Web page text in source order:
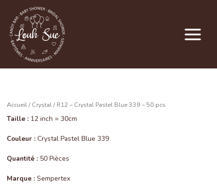
Main
Accueil/ Crystal/ R12 – Crystal Pastel Blue 339 – 50 pcs
Taille : 12 inch = 30cm
Couleur : Crystal Pastel Blue 339
Quantité : 50 Pièces
Marque : Sempertex